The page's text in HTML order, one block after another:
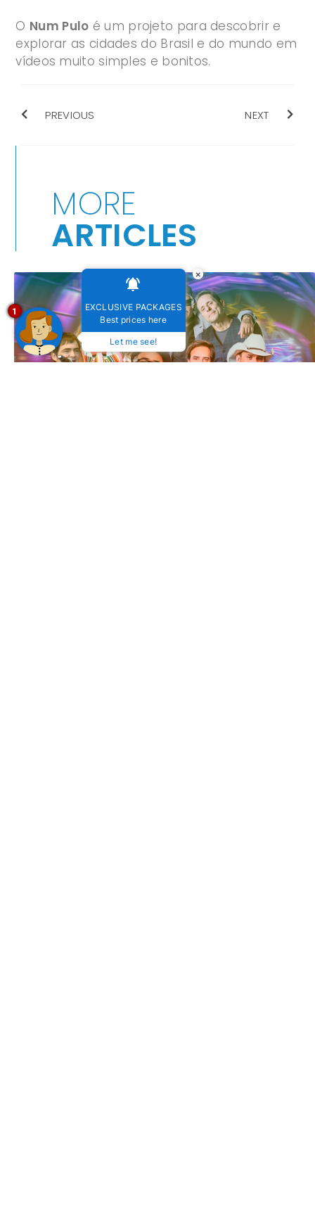
O Num Pulo é um projeto para descobrir e
explorar as cidades do Brasil e do mundo em
vídeos muito simples e bonitos.
PREVIOUS NEXT
MORE
ARTICLES
×
EXCLUSIVE PACKAGES
Best prices here
Let me see!
1